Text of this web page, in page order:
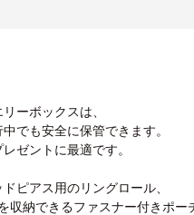
ーボックスは、
でも安全に保管できます。
ゼントに最適です。
ピアス用のリングロール、
収納できるファスナー付きポー